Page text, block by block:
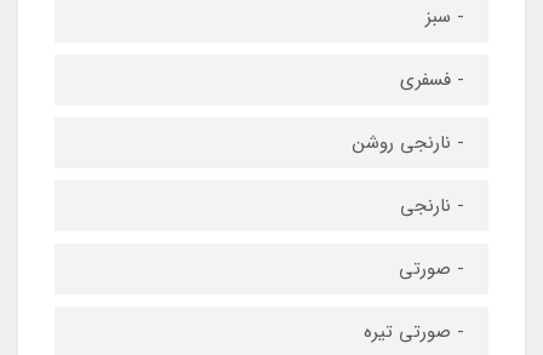
- سبز
- فسفری
- نارنجی روشن
- نارنجی
- صورتی
- صورتی تیره